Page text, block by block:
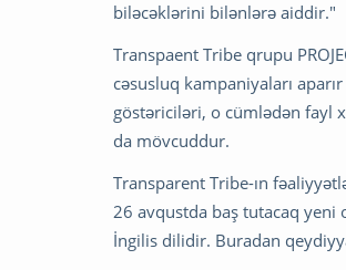
biləcəklərini bilənlərə aiddir."
Transpaent Tribe qrupu
cəsusluq kampaniyaları
göstəriciləri, o cümlədən fayl
da mövcuddur.
Transparent Tribe-ın
26 avqustda baş tutacaq yeni
İngilis dilidir. Buradan